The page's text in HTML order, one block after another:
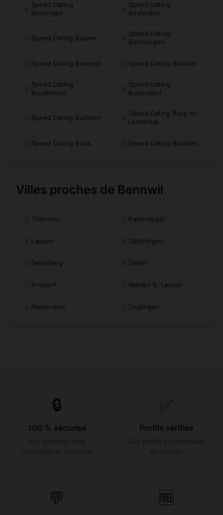
Speed Dating
Binningen
Speed Dating
Birsfelden
Speed Dating Blauen
Speed Dating
Bottmingen
Speed Dating Bretzwil Speed Dating Brislach
Speed Dating
Bruderholz
Speed Dating
Bubendorf
Speed Dating Buckten
Speed Dating Burg im
Leimental
Speed Dating Buus Speed Dating Böckten
Villes proches de Bennwil
Titterten Kaiseraugst
Lausen Diepflingen
Seltisberg Ziefen
Arisdorf Wahlen b. Laufen
Niederdorf Zeglingen
🔒
100 % sécurisé
✅
Profils vérifiés
💬 🆓